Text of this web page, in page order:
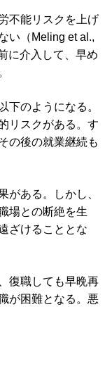
不能リスクを上げ
い（Meling et al.,
に介入して、早め
のようになる。
リスクがある。す
の後の就業継続も
ある。しかし、
場との断絶を生
ざけることとな
復職しても早晩再
が困難となる。悪